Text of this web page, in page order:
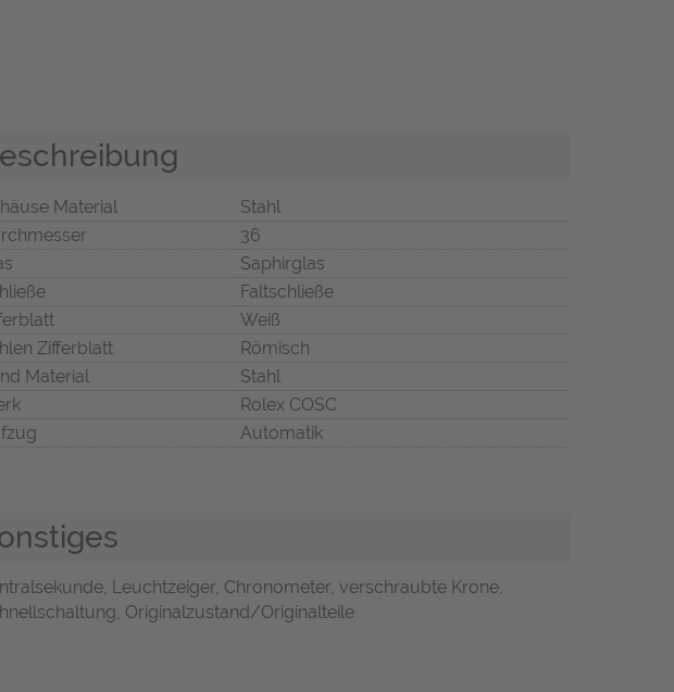
Material
Stahl
36
Saphirglas
Faltschließe
Weiß
Zifferblatt
Römisch
Material
Stahl
Rolex COSC
Automatik
Leuchtzeiger, Chronometer, verschraubte Krone,
Originalzustand/Originalteile